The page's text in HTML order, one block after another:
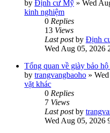
by Định cư Mỹ » Wed
kinh nghiệm
0 Replies
13 Views
Last postby Định
Wed Aug 05, 2026
Tổng quan về giày bảo
by trangvangbaoho »
vặt khác
0 Replies
7 Views
Last postby
Wed Aug 05, 2026